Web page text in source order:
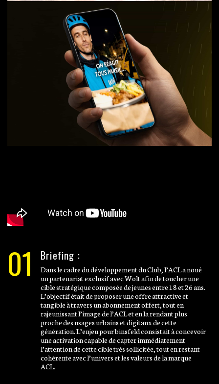
01 Briefing :
Dans le cadre du développement du Club, l’ACL a noué
un partenariat exclusif avec Wolt afin de toucher une
cible stratégique composée de jeunes entre 18 et 26 ans.
L’objectif était de proposer une offre attractive et
tangible à travers un abonnement offert, tout en
rajeunissant l’image de l’ACL et en la rendant plus
proche des usages urbains et digitaux de cette
génération. L’enjeu pour binsfeld consistait à concevoir
une activation capable de capter immédiatement
l’attention de cette cible très sollicitée, tout en restant
cohérente avec l’univers et les valeurs de la marque
ACL.